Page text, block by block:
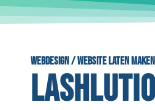
Webdesign / Website laten